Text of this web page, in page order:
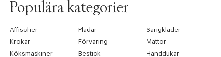
Populära kategorier
Affischer Plädar
Sängkläder
Krokar
Förvaring
Mattor
Köksmaskiner
Bestick
Handdukar